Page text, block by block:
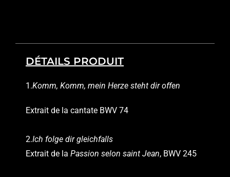
DÉTAILS PRODUIT
1.Komm, Komm, mein Herze steht dir offen
Extrait de la cantate BWV 74
2.Ich folge dir gleichfalls
Extrait de la Passion selon saint Jean, BWV 245